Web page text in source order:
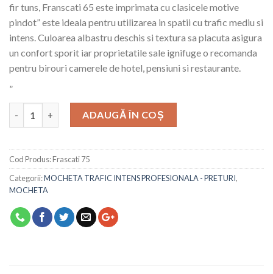
fir tuns, Franscati 65 este imprimata cu clasicele motive
pindot” este ideala pentru utilizarea in spatii cu trafic mediu si
intens. Culoarea albastru deschis si textura sa placuta asigura
un confort sporit iar proprietatile sale ignifuge o recomanda
pentru birouri camerele de hotel, pensiuni si restaurante.
Cantitate ADAUGĂ ÎN COȘ
Cod Produs:Frascati 75
Categorii:MOCHETA TRAFIC INTENS PROFESIONALA - PRETURI,
MOCHETA